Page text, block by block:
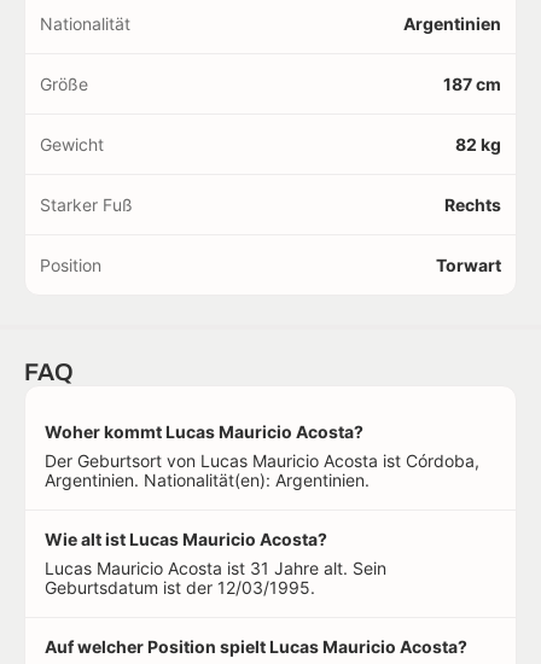
Nationalität Argentinien
Größe 187 cm
Gewicht 82 kg
Starker Fuß Rechts
Position Torwart
FAQ
Woher kommt Lucas Mauricio Acosta?
Der Geburtsort von Lucas Mauricio Acosta ist Córdoba,
Argentinien. Nationalität(en): Argentinien.
Wie alt ist Lucas Mauricio Acosta?
Lucas Mauricio Acosta ist 31 Jahre alt. Sein
Geburtsdatum ist der 12/03/1995.
Auf welcher Position spielt Lucas Mauricio Acosta?